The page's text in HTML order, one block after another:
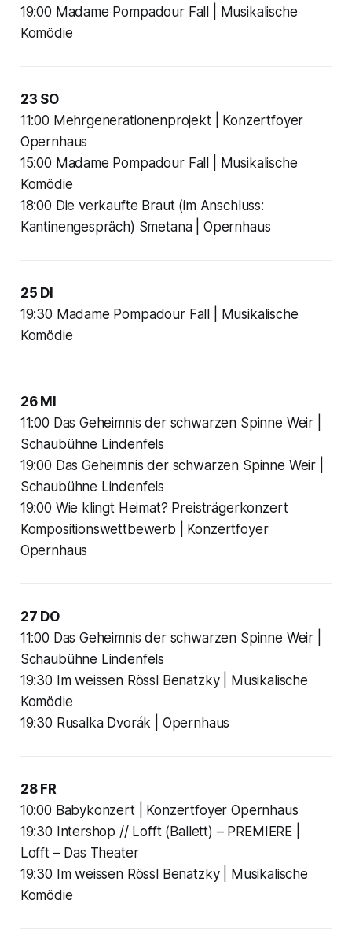
19:00 Madame Pompadour Fall | Musikalische
Komödie
23 SO
11:00 Mehrgenerationenprojekt | Konzertfoyer
Opernhaus
15:00 Madame Pompadour Fall | Musikalische
Komödie
18:00 Die verkaufte Braut (im Anschluss:
Kantinengespräch) Smetana | Opernhaus
25 DI
19:30 Madame Pompadour Fall | Musikalische
Komödie
26 MI
11:00 Das Geheimnis der schwarzen Spinne Weir |
Schaubühne Lindenfels
19:00 Das Geheimnis der schwarzen Spinne Weir |
Schaubühne Lindenfels
19:00 Wie klingt Heimat? Preisträgerkonzert
Kompositionswettbewerb | Konzertfoyer
Opernhaus
27 DO
11:00 Das Geheimnis der schwarzen Spinne Weir |
Schaubühne Lindenfels
19:30 Im weissen Rössl Benatzky | Musikalische
Komödie
19:30 Rusalka Dvorák | Opernhaus
28 FR
10:00 Babykonzert | Konzertfoyer Opernhaus
19:30 Intershop // Lofft (Ballett) – PREMIERE |
Lofft – Das Theater
19:30 Im weissen Rössl Benatzky | Musikalische
Komödie